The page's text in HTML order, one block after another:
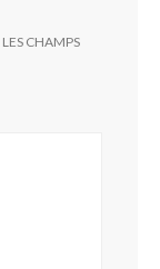
LES CHAMPS